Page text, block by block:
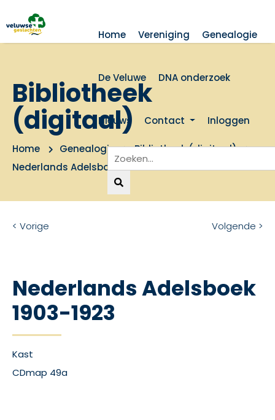
Home Vereniging Genealogie
De Veluwe DNA onderzoek
Nieuws Contact Inloggen
Bibliotheek
(digitaal)
Home Genealogie
Bibliotheek (digitaal)
Nederlands Adelsboek 1903-1923
< Vorige Volgende >
Nederlands Adelsboek
1903-1923
Kast
CDmap 49a